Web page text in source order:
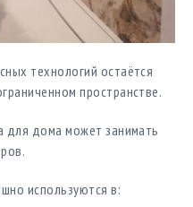
технологий остаётся
пространстве.
для дома может занимать
используются в: